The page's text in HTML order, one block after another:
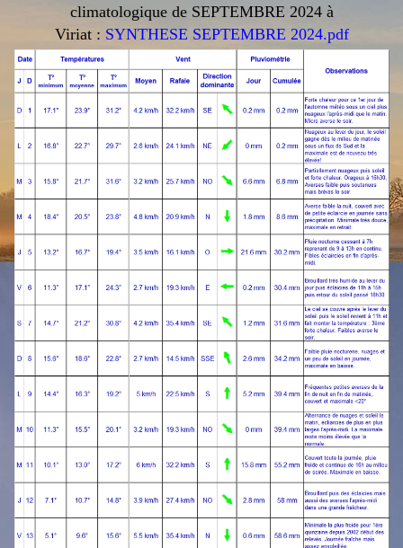
climatologique de SEPTEMBRE 2024 à
Viriat : SYNTHESE SEPTEMBRE 2024.pdf